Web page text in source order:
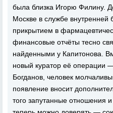
была близка Игорю Филину.
Москве в службе внутренней
прикрытием в
финансовые отчёты тесно
найденными у Капитонова.
новый куратор её операции
Богданов, человек
появление вносит
того запутанные отношения